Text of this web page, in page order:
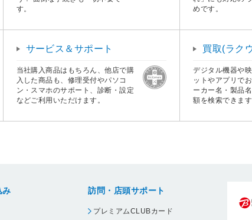
す。
めです。
サービス＆サポート
当社購入商品はもちろん、他店で購
入した商品も、修理受付やパソコ
ン・スマホのサポート、診断・設定
などご利用いただけます。
買取(ラク
デジタル機器や
ットやアプリで
ーカー名・製品
額を検索できます
み 訪問・店頭サポート
プレミアムCLUBカード